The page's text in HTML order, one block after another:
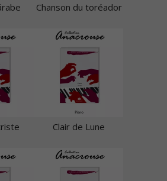
Chanson du toréador
Clair de Lune